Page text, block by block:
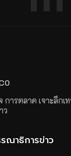
การตลาด เจาะลึกเ
ว
ณาธิการข่าว